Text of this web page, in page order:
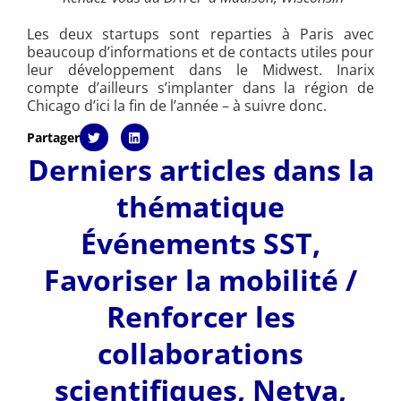
Les deux startups sont reparties à Paris avec
beaucoup d’informations et de contacts utiles pour
leur développement dans le Midwest. Inarix
compte d’ailleurs s’implanter dans la région de
Chicago d’ici la fin de l’année – à suivre donc.
Partager
Derniers articles dans la
thématique
Événements SST,
Favoriser la mobilité /
Renforcer les
collaborations
scientifiques, Netva,